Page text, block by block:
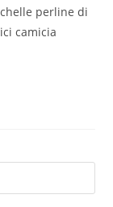
perline di
camicia